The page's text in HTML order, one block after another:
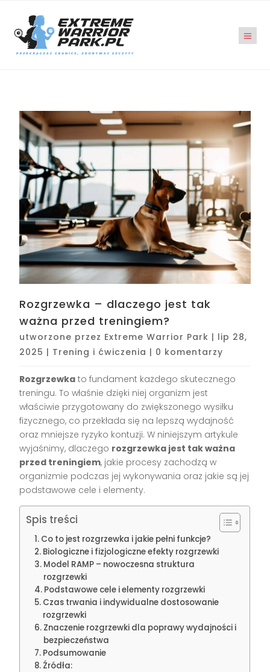
Rozgrzewka – dlaczego jest tak
ważna przed treningiem?
utworzone przez Extreme Warrior Park | lip 28,
2025 | Trening i ćwiczenia | 0 komentarzy
Rozgrzewka to fundament każdego skutecznego
treningu. To właśnie dzięki niej organizm jest
właściwie przygotowany do zwiększonego wysiłku
fizycznego, co przekłada się na lepszą wydajność
oraz mniejsze ryzyko kontuzji. W niniejszym artykule
wyjaśnimy, dlaczego rozgrzewka jest tak ważna
przed treningiem, jakie procesy zachodzą w
organizmie podczas jej wykonywania oraz jakie są jej
podstawowe cele i elementy.
Spis treści
Co to jest rozgrzewka i jakie pełni funkcje?
Biologiczne i fizjologiczne efekty rozgrzewki
Model RAMP – nowoczesna struktura
rozgrzewki
Podstawowe cele i elementy rozgrzewki
Czas trwania i indywidualne dostosowanie
rozgrzewki
Znaczenie rozgrzewki dla poprawy wydajności i
bezpieczeństwa
Podsumowanie
Źródła: